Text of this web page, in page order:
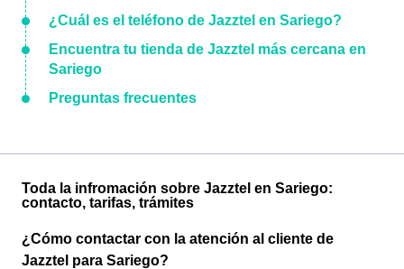
¿Cuál es el teléfono de Jazztel en Sariego?
Encuentra tu tienda de Jazztel más cercana en
Sariego
Preguntas frecuentes
Toda la infromación sobre Jazztel en Sariego:
contacto, tarifas, trámites
¿Cómo contactar con la atención al cliente de
Jazztel para Sariego?